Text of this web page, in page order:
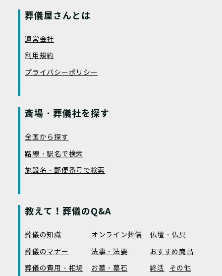
葬儀屋さんとは
運営会社
利用規約
プライバシーポリシー
斎場・葬儀社を探す
全国から探す
路線・駅名で検索
施設名・郵便番号で検索
教えて！葬儀のQ&A
葬儀の知識 オンライン葬儀
仏壇・仏具
葬儀のマナー
法事・法要
おすすめ商品
葬儀の費用・相場
お墓・墓石 終活 その他